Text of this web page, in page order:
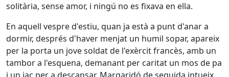
solitària, sense amor, i ningú no es fixava en ella.
En aquell vespre d'estiu, quan ja està a punt d'anar a
dormir, després d'haver menjat un humil sopar, apareix
per la porta un jove soldat de l'exèrcit francès, amb un
tambor a l'esquena, demanant per caritat un mos de pa